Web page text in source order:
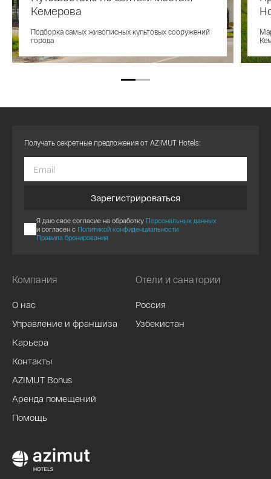
Кемерова
Подборка самых живописных культовых сооружений
города
Компания
О нас
Управление и франшиза
Карьера
Контакты
AZIMUT Bonus
Аренда помещений
Помощь
Отели и санатории
Россия
Узбекистан
Получать секретные предложения от AZIMUT Hotels:
Зарегистрироваться
Я даю свое согласие на обработку Персональных данных
и согласен с Политикой конфиденциальности
Правила бронирования